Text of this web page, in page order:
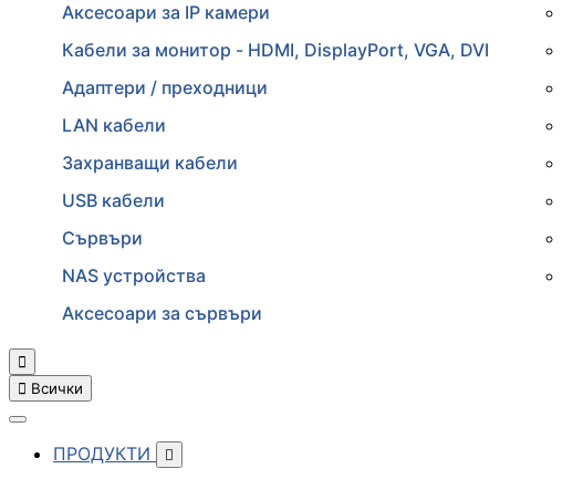
Аксесоари за IP камери
Кабели за монитор - HDMI, DisplayPort, VGA, DVI
Адаптери / преходници
LAN кабели
Захранващи кабели
USB кабели
Сървъри
NAS устройства
Аксесоари за сървъри

 Всички
ПРОДУКТИ 